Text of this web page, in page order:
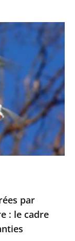
par
: le cadre